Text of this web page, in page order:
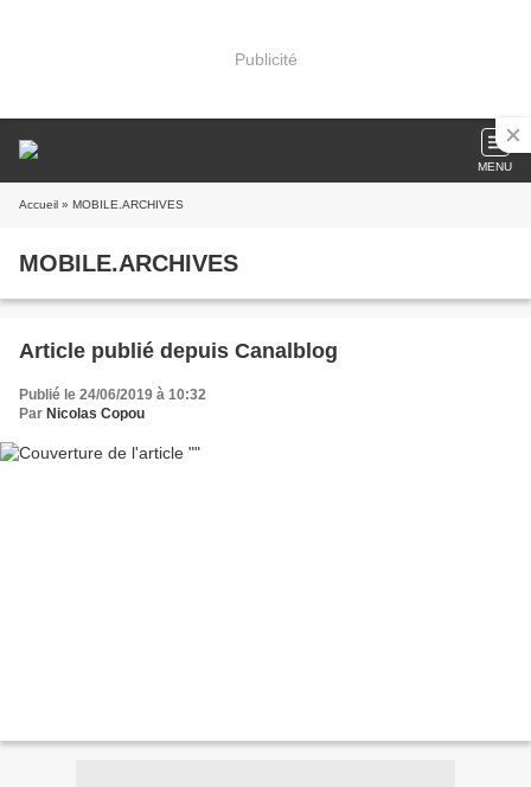
Publicité
MENU
Accueil » MOBILE.ARCHIVES
MOBILE.ARCHIVES
Article publié depuis Canalblog
Publié le 24/06/2019 à 10:32
Par Nicolas Copou